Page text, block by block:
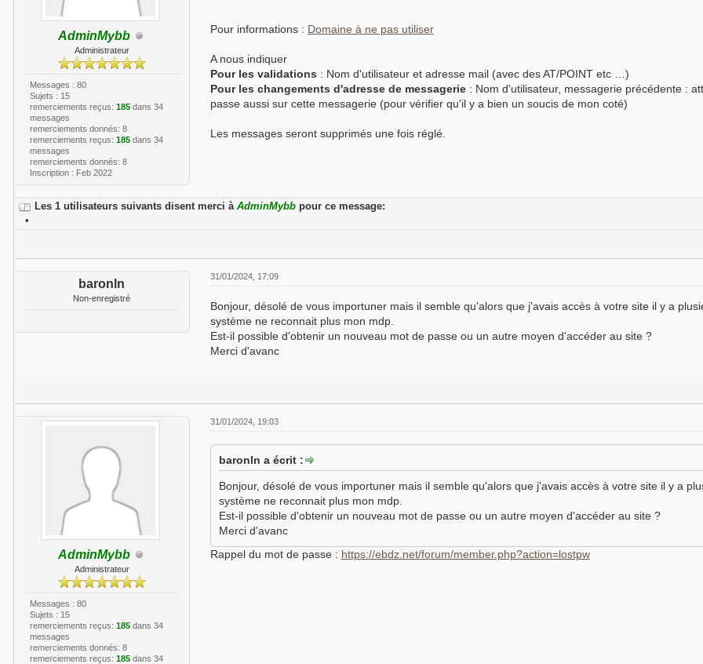
AdminMybb
Administrateur
Messages : 80
Sujets : 15
remerciements reçus: 185dans 34
messages
remerciements donnés: 8
remerciements reçus: 185dans 34
messages
remerciements donnés: 8
Inscription : Feb 2022
Pour informations : Domaine à ne pas utiliser
A nous indiquer
Pour les validations : Nom d'utilisateur et adresse mail (avec des AT/POINT etc …)
Pour les changements d'adresse de messagerie: Nom d'utilisateur, messagerie précédente :
passe aussi sur cette messagerie (pour vérifier qu'il y a bien un soucis de mon coté)
Les messages seront supprimés une fois réglé.
Les 1 utilisateurs suivants disent merci à AdminMybbpour ce message:
•
baronln
Non-enregistré
31/01/2024, 17:09
Bonjour, désolé de vous importuner mais il semble qu'alors que j'avais accès à votre site il y a
système ne reconnait plus mon mdp.
Est-il possible d'obtenir un nouveau mot de passe ou un autre moyen d'accéder au site ?
Merci d'avanc
AdminMybb
Administrateur
Messages : 80
Sujets : 15
remerciements reçus: 185dans 34
messages
remerciements donnés: 8
remerciements reçus: 185dans 34
31/01/2024, 19:03
baronln a écrit :
Bonjour, désolé de vous importuner mais il semble qu'alors que j'avais accès à votre site il y a
système ne reconnait plus mon mdp.
Est-il possible d'obtenir un nouveau mot de passe ou un autre moyen d'accéder au site ?
Merci d'avanc
Rappel du mot de passe : https://ebdz.net/forum/member.php?action=lostpw